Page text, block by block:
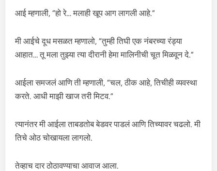
आई म्हणाली, “हो रे… मलाही खूप आग लागली आहे.”
मी आईचे दूध मसळत म्हणालो, “तुम्ही तिघी एक नंबरच्या रंड्या
आहात… तू मला तुझ्या त्या दीरानी हेमा मालिनीची चूत मिळवून दे.”
आईला समजलं आणि ती म्हणाली, “चल, ठीक आहे, तिचीही व्यवस्था
करते. आधी माझी खाज तरी मिटव.”
त्यानंतर मी आईला ताबडतोब बेडवर पाडलं आणि तिच्यावर चढलो. मी
तिचे ओठ चोखायला लागलो.
तेव्हाच दार ठोठावण्याचा आवाज आला.